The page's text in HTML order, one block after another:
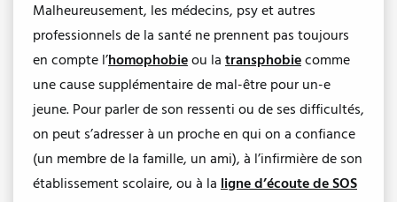
Malheureusement, les médecins, psy et autres
professionnels de la santé ne prennent pas toujours
en compte l’homophobieou la transphobiecomme
une cause supplémentaire de mal-être pour un-e
jeune. Pour parler de son ressenti ou de ses difficultés,
on peut s’adresser à un proche en qui on a confiance
(un membre de la famille, un ami), à l’infirmière de son
établissement scolaire, ou à la ligne d’écoute de SOS